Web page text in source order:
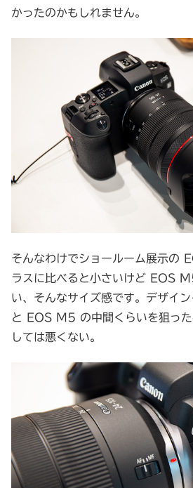
かったのかもしれません。
そんなわけでショールーム展示の
ラスに比べると小さいけど EOS
い、そんなサイズ感です。デザイ
と EOS M5 の中間くらいを狙った
しては悪くない。